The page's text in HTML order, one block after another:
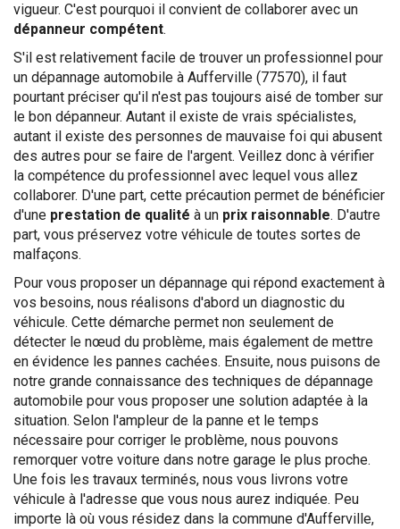
vigueur. C'est pourquoi il convient de collaborer avec un
dépanneur compétent.
S'il est relativement facile de trouver un professionnel pour
un dépannage automobile à Aufferville (77570), il faut
pourtant préciser qu'il n'est pas toujours aisé de tomber sur
le bon dépanneur. Autant il existe de vrais spécialistes,
autant il existe des personnes de mauvaise foi qui abusent
des autres pour se faire de l'argent. Veillez donc à vérifier
la compétence du professionnel avec lequel vous allez
collaborer. D'une part, cette précaution permet de bénéficier
d'une prestation de qualité à un prix raisonnable. D'autre
part, vous préservez votre véhicule de toutes sortes de
malfaçons.
Pour vous proposer un dépannage qui répond exactement à
vos besoins, nous réalisons d'abord un diagnostic du
véhicule. Cette démarche permet non seulement de
détecter le nœud du problème, mais également de mettre
en évidence les pannes cachées. Ensuite, nous puisons de
notre grande connaissance des techniques de dépannage
automobile pour vous proposer une solution adaptée à la
situation. Selon l'ampleur de la panne et le temps
nécessaire pour corriger le problème, nous pouvons
remorquer votre voiture dans notre garage le plus proche.
Une fois les travaux terminés, nous vous livrons votre
véhicule à l'adresse que vous nous aurez indiquée. Peu
importe là où vous résidez dans la commune d'Aufferville,